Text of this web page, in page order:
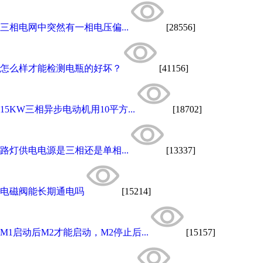
三相电网中突然有一相电压偏... [28556]
怎么样才能检测电瓶的好坏？ [41156]
15KW三相异步电动机用10平方... [18702]
路灯供电电源是三相还是单相... [13337]
电磁阀能长期通电吗 [15214]
M1启动后M2才能启动，M2停止后... [15157]